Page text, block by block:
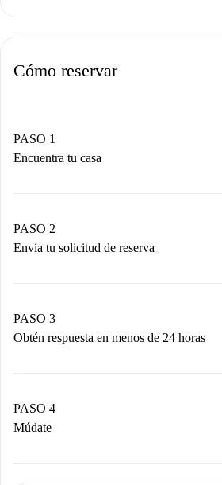
Cómo reservar
PASO 1
Encuentra tu casa
Tienes toda la información
PASO 2
Envía tu solicitud de reserva
propietario acepte.
PASO 3
Obtén respuesta en menos de 24 horas
contacto con el propietario.
Si es rechazada: No te haremos
PASO 4
Múdate